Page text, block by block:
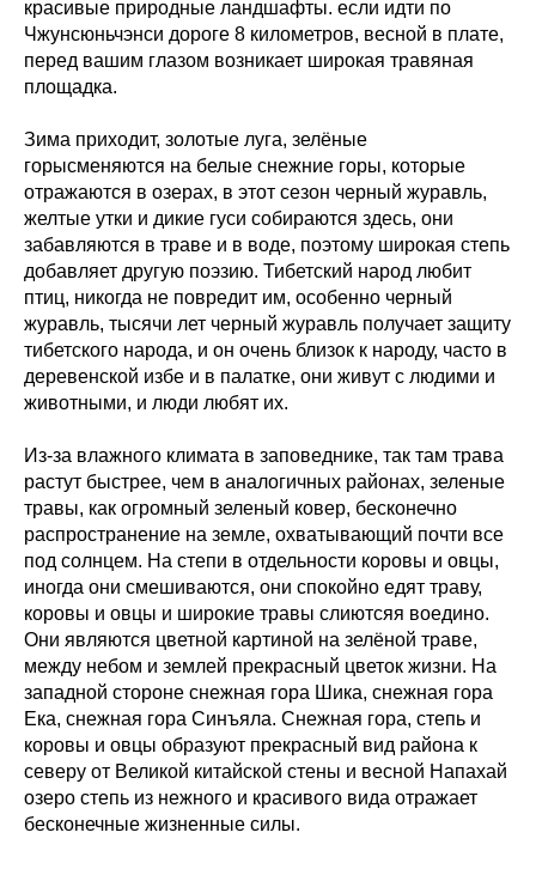
красивые природные ландшафты. если идти по
Чжунсюньчэнси дороге 8 километров, весной в плате,
перед вашим глазом возникает широкая травяная
площадка.
Зима приходит, золотые луга, зелёные
горысменяются на белые снежние горы, которые
отражаются в озерах, в этот сезон черный журавль,
желтые утки и дикие гуси собираются здесь, они
забавляются в траве и в воде, поэтому широкая степь
добавляет другую поэзию. Тибетский народ любит
птиц, никогда не повредит им, особенно черный
журавль, тысячи лет черный журавль получает защиту
тибетского народа, и он очень близок к народу, часто в
деревенской избе и в палатке, они живут с людими и
животными, и люди любят их.
Из-за влажного климата в заповеднике, так там трава
растут быстрее, чем в аналогичных районах, зеленые
травы, как огромный зеленый ковер, бесконечно
распространение на земле, охватывающий почти все
под солнцем. На степи в отдельности коровы и овцы,
иногда они смешиваются, они спокойно едят траву,
коровы и овцы и широкие травы слиютсяя воедино.
Они являются цветной картиной на зелёной траве,
между небом и землей прекрасный цветок жизни. На
западной стороне снежная гора Шика, снежная гора
Ека, снежная гора Синъяла. Снежная гора, степь и
коровы и овцы образуют прекрасный вид района к
северу от Великой китайской стены и весной Напахай
озеро степь из нежного и красивого вида отражает
бесконечные жизненные силы.